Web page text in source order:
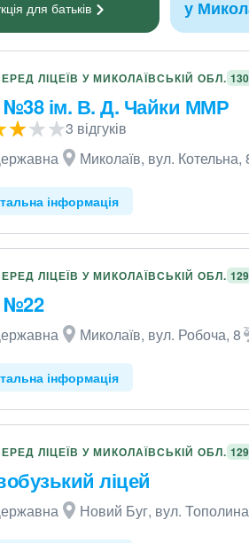
длябатьків
у
ЛІЦЕЇВ У МИКОЛАЇВСЬКІЙ ОБЛ.
ім. В. Д. Чайки ММР
3 відгуків
Миколаїв, вул. Котельна,
інформація
ЛІЦЕЇВ У МИКОЛАЇВСЬКІЙ ОБЛ.
Миколаїв, вул. Робоча, 8
інформація
ЛІЦЕЇВ У МИКОЛАЇВСЬКІЙ ОБЛ.
ліцей
Новий Буг, вул.